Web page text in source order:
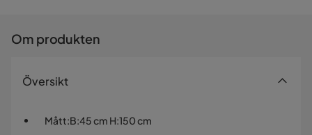
Om produkten
Översikt
Mått:B:45 cm H:150 cm